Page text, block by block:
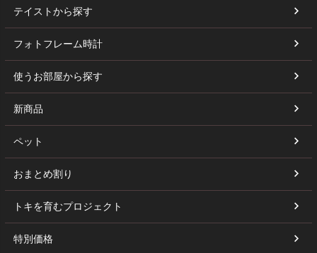
テイストから探す
フォトフレーム時計
使うお部屋から探す
新商品
ペット
おまとめ割り
トキを育むプロジェクト
特別価格